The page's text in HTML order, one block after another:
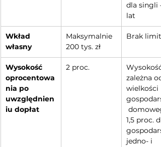
dla singli
lat
Wkład
własny
Maksymalnie
200 tys. zł
Brak limitu
Wysokość
oprocentowa
nia po
uwzględnien
iu dopłat
2 proc.
Wysokość
zależna od
wielkości
1,5 proc.
jedno- i